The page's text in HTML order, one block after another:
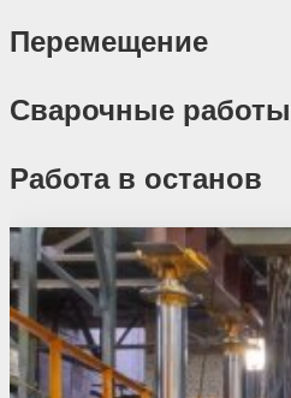
Перемещение
Сварочные работы
Работа в останов
Похожие проекты
Результатов не найдено.
Еще проекты из